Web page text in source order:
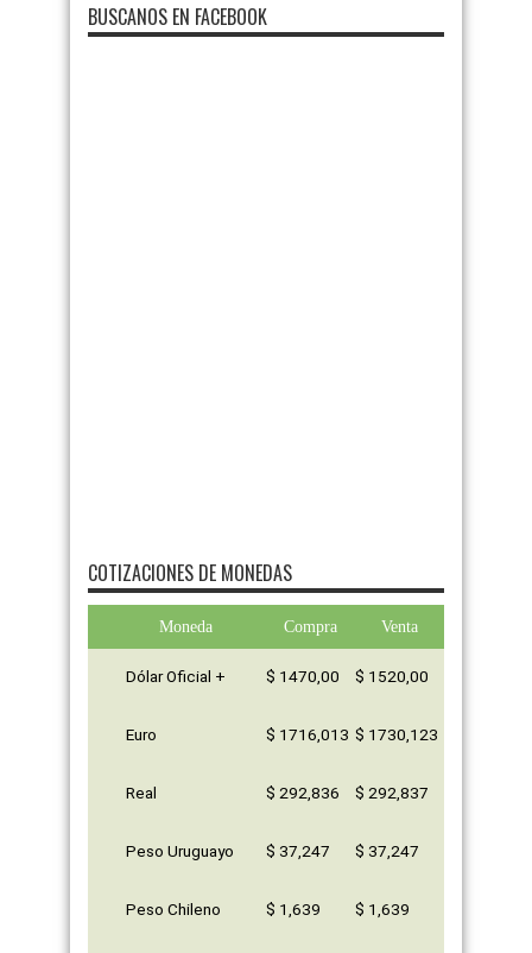
BUSCANOS EN FACEBOOK
COTIZACIONES DE MONEDAS
Moneda Compra Venta
Dólar Oficial + $ 1470,00 $ 1520,00
Euro $ 1716,013 $ 1730,123
Real $ 292,836 $ 292,837
Peso Uruguayo $ 37,247 $ 37,247
Peso Chileno $ 1,639 $ 1,639